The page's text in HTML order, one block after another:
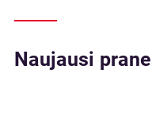
Naujausi